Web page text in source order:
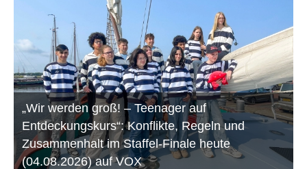
„Wir werden groß! – Teenager auf
Entdeckungskurs“: Konflikte, Regeln und
Zusammenhalt im Staffel-Finale heute
(04.08.2026) auf VOX